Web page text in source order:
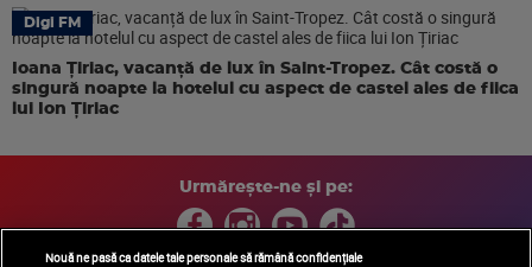
Digi FM
Ioana Țiriac, vacanță de lux în Saint-Tropez. Cât costă o
singură noapte la hotelul cu aspect de castel ales de fiica
lui Ion Țiriac
Urmărește-ne și pe:
Nouă ne pasă ca datele tale personale să rămână confidențiale